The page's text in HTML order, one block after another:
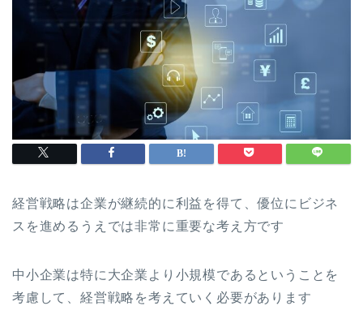
経営戦略は企業が継続的に利益を得て、優位にビジネ
スを進めるうえでは非常に重要な考え方です
中小企業は特に大企業より小規模であるということを
考慮して、経営戦略を考えていく必要があります